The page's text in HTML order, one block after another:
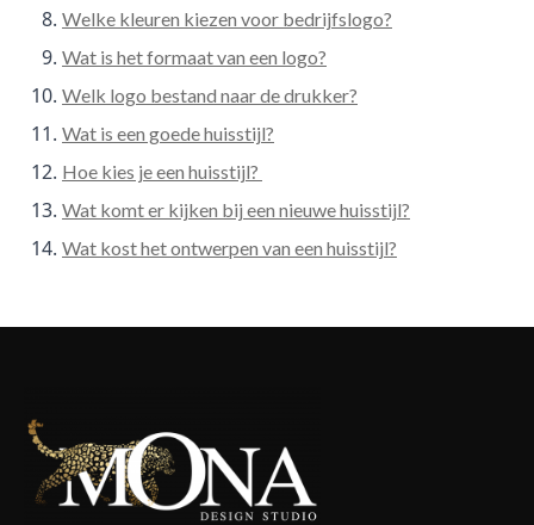
Welke kleuren kiezen voor bedrijfslogo?
Wat is het formaat van een logo?
Welk logo bestand naar de drukker?
Wat is een goede huisstijl?
Hoe kies je een huisstijl?
Wat komt er kijken bij een nieuwe huisstijl?
Wat kost het ontwerpen van een huisstijl?